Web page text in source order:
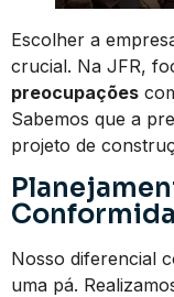
Escolher a
crucial. Na JFR,
preocupações
Sabemos que a
projeto de
Nosso diferencial
uma pá.